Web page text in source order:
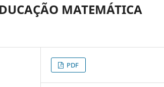
MATEMÁTICA
PDF